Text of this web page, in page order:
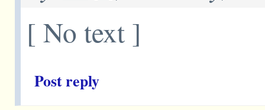
[ No text ]
Post reply